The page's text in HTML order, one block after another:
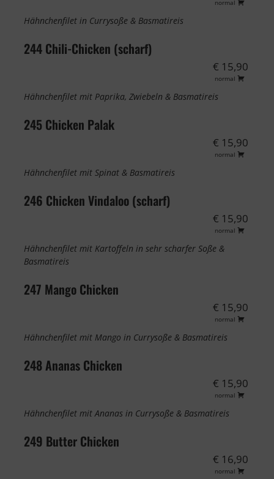
normal
Hähnchenfilet in Currysoße & Basmatireis
244 Chili-Chicken (scharf)
€ 15,90
normal
Hähnchenfilet mit Paprika, Zwiebeln & Basmatireis
245 Chicken Palak
€ 15,90
normal
Hähnchenfilet mit Spinat & Basmatireis
246 Chicken Vindaloo (scharf)
€ 15,90
normal
Hähnchenfilet mit Kartoffeln in sehr scharfer Soße &
Basmatireis
247 Mango Chicken
€ 15,90
normal
Hähnchenfilet mit Mango in Currysoße & Basmatireis
248 Ananas Chicken
€ 15,90
normal
Hähnchenfilet mit Ananas in Currysoße & Basmatireis
249 Butter Chicken
€ 16,90
normal